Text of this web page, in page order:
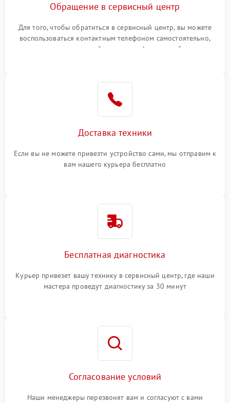
Обращение в сервисный центр
Для того, чтобы обратиться в сервисный центр, вы можете
воспользоваться контактным телефоном самостоятельно,
или оставить свой номер телефона на сайте
Доставка техники
Если вы не можете привезти устройство сами, мы отправим к
вам нашего курьера бесплатно
Бесплатная диагностика
Курьер привезет вашу технику в сервисный центр, где наши
мастера проведут диагностику за 30 минут
Согласование условий
Наши менеджеры перезвонят вам и согласуют с вами